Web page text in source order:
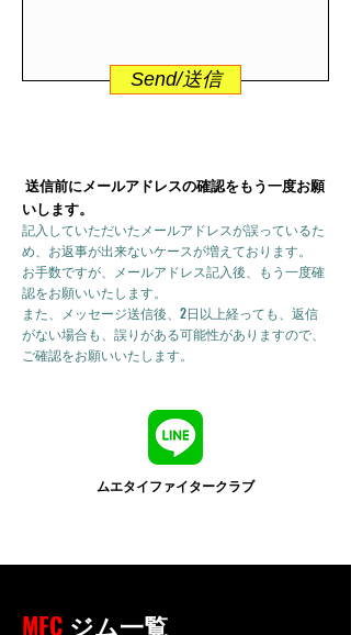
Send/送信
送信前にメールアドレスの確認をもう一度お願
いします。
記入していただいたメールアドレスが誤っているた
め、お返事が出来ないケースが増えております。
お手数ですが、メールアドレス記入後、もう一度確
認をお願いいたします。
また、メッセージ送信後、2日以上経っても、返信
がない場合も、誤りがある可能性がありますので、
ご確認をお願いいたします。
ムエタイファイタークラブ
MFC ジム一覧